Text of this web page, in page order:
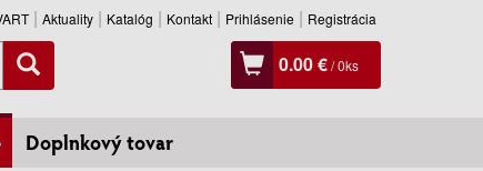
Aktuality Katalóg Kontakt Prihlásenie Registrácia
0.00 €/0ks
Doplnkový tovar